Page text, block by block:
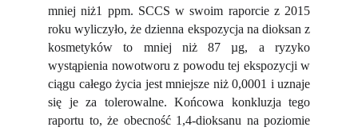
mniej niż1 ppm. SCCS w swoim raporcie z 2015
roku wyliczyło, że dzienna ekspozycja na dioksan z
kosmetyków to mniej niż 87 µg, a ryzyko
wystąpienia nowotworu z powodu tej ekspozycji w
ciągu całego życia jest mniejsze niż 0,0001 i uznaje
się je za tolerowalne. Końcowa konkluzja tego
raportu to, że obecność 1,4-dioksanu na poziomie